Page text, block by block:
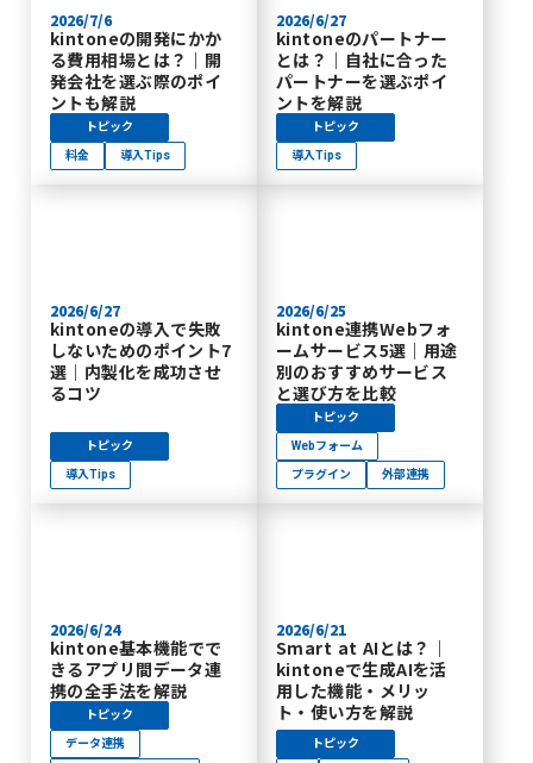
2026/7/6
kintoneの開発にかか
る費用相場とは？｜開
発会社を選ぶ際のポイ
ントも解説
トピック
料金 導入Tips
2026/6/27
kintoneのパートナー
とは？｜自社に合った
パートナーを選ぶポイ
ントを解説
トピック
導入Tips
2026/6/27
kintoneの導入で失敗
しないためのポイント7
選｜内製化を成功させ
るコツ
トピック
導入Tips
2026/6/25
kintone連携Webフォ
ームサービス5選｜用途
別のおすすめサービス
と選び方を比較
トピック
Webフォーム
プラグイン 外部連携
2026/6/24
kintone基本機能でで
きるアプリ間データ連
携の全手法を解説
トピック
データ連携
2026/6/21
Smart at AIとは？｜
kintoneで生成AIを活
用した機能・メリッ
ト・使い方を解説
トピック